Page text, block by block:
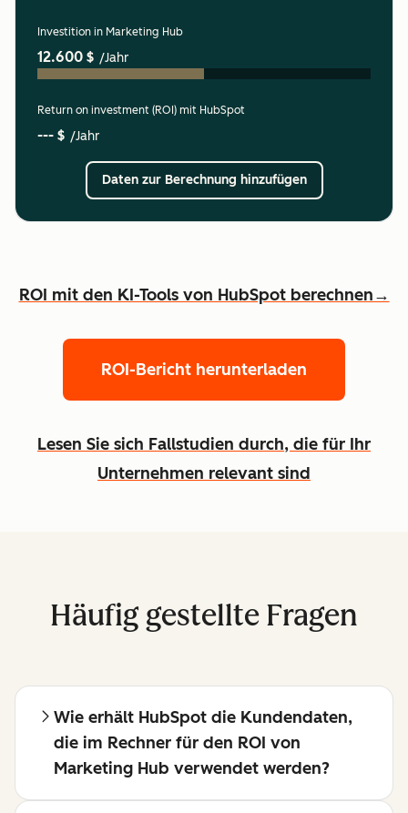
Investition in Marketing Hub
12.600 $ /Jahr
Return on investment (ROI) mit HubSpot
--- $ /Jahr
Daten zur Berechnung hinzufügen
ROI mit den KI-Tools von HubSpot berechnen→
ROI-Bericht herunterladen
Lesen Sie sich Fallstudien durch, die für Ihr
Unternehmen relevant sind
Häufig gestellte Fragen
Wie erhält HubSpot die Kundendaten,
die im Rechner für den ROI von
Marketing Hub verwendet werden?